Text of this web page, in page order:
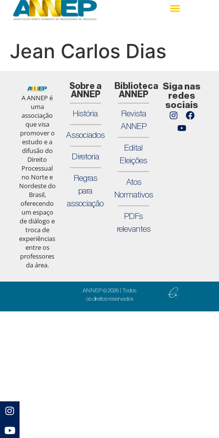
Jean Carlos Dias
A ANNEP é
uma
associação
que visa
promover o
estudo e a
difusão do
Direito
Processual
no Norte e
Nordeste do
Brasil,
oferecendo
um espaço
de diálogo e
troca de
experiências
entre os
professores
da área.
Sobre a
ANNEP
História
Associados
Diretoria
Regras
para
associação
Biblioteca
ANNEP
Revista
ANNEP
Edital
Eleições
Atos
Normativos
PDFs
relevantes
Siga nas
redes
sociais
ANNEP © 2026 | Todos
os direitos reservados